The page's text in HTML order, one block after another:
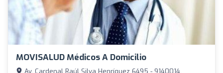
MOVISALUD Médicos A Domicilio
Av. Cardenal Raúl Silva Henríquez 6495 - 9140014,